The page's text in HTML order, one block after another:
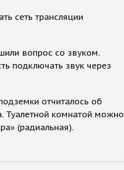
сеть трансляции
вопрос со звуком.
подключать звук через
отчиталось об
Туалетной комнатой можно
(радиальная).